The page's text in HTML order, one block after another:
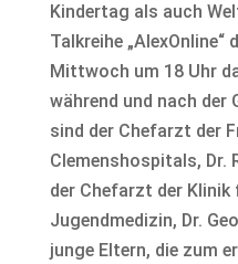
Kindertag als auch
Talkreihe
Mittwoch um 18 Uhr
während und nach der
sind der Chefarzt der
Clemenshospitals, Dr.
der Chefarzt der Klinik
Jugendmedizin, Dr.
junge Eltern, die zum